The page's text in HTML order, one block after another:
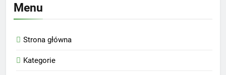
Menu
Strona główna
Kategorie